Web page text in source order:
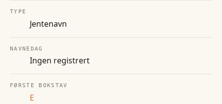
TYPE
Jentenavn
NAVNEDAG
Ingen registrert
FØRSTE BOKSTAV
E